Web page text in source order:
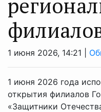
1 июня 2026, 14:21 |
1 июня 2026 года
открытия филиалов
«Защитники